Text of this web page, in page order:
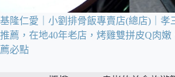
基隆仁愛｜小劉排骨飯專賣店(總店)｜孝
推薦，在地40年老店，烤雞雙拼皮Q肉嫩
薦必點